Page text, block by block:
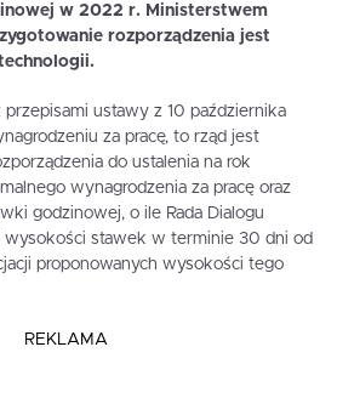
w 2022 r. Ministerstwem
rozporządzenia jest
ustawy z 10 października
za pracę, to rząd jest
do ustalenia na rok
wynagrodzenia za pracę oraz
godzinowej, o ile Rada Dialogu
wysokości stawek w terminie 30 dni od
proponowanych wysokości tego
REKLAMA